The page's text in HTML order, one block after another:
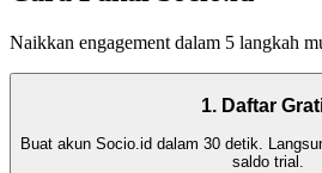
Naikkan engagement dalam 5 langkah
1. Daftar
Buat akun Socio.id dalam 30 detik.
saldo trial.